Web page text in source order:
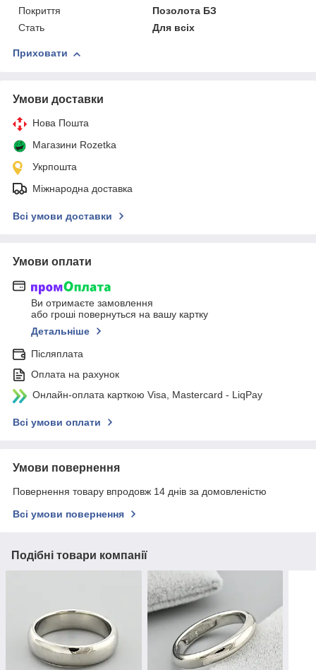
Покриття
Позолота БЗ
Стать
Для всіх
Приховати
Умови доставки
Нова Пошта
Магазини Rozetka
Укрпошта
Міжнародна доставка
Всі умови доставки
Умови оплати
Ви отримаєте замовлення
або гроші повернуться на вашу картку
Детальніше
Післяплата
Оплата на рахунок
Онлайн-оплата карткою Visa, Mastercard - LiqPay
Всі умови оплати
Умови повернення
Повернення товару впродовж 14 днів за домовленістю
Всі умови повернення
Подібні товари компанії